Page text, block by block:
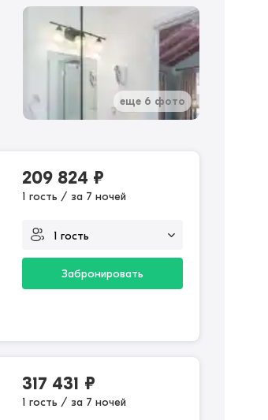
еще 6 фото
209 824 ₽
1 гость / за 7 ночей
Забронировать
317 431 ₽
1 гость / за 7 ночей